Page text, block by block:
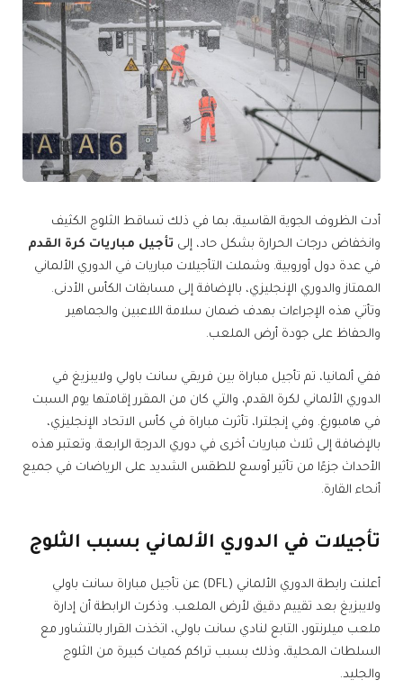
أدت الظروف الجوية القاسية، بما في ذلك تساقط الثلوج الكثيف
وانخفاض درجات الحرارة بشكل حاد، إلى تأجيل مباريات كرة القدم
في عدة دول أوروبية. وشملت التأجيلات مباريات في الدوري الألماني
الممتاز والدوري الإنجليزي، بالإضافة إلى مسابقات الكأس الأدنى.
وتأتي هذه الإجراءات بهدف ضمان سلامة اللاعبين والجماهير
والحفاظ على جودة أرض الملعب.
ففي ألمانيا، تم تأجيل مباراة بين فريقي سانت باولي ولايبزيغ في
الدوري الألماني لكرة القدم، والتي كان من المقرر إقامتها يوم السبت
في هامبورغ. وفي إنجلترا، تأثرت مباراة في كأس الاتحاد الإنجليزي،
بالإضافة إلى ثلاث مباريات أخرى في دوري الدرجة الرابعة. وتعتبر هذه
الأحداث جزءًا من تأثير أوسع للطقس الشديد على الرياضات في جميع
أنحاء القارة.
تأجيلات في الدوري الألماني بسبب الثلوج
أعلنت رابطة الدوري الألماني (DFL) عن تأجيل مباراة سانت باولي
ولايبزيغ بعد تقييم دقيق لأرض الملعب. وذكرت الرابطة أن إدارة
ملعب ميلرنتور، التابع لنادي سانت باولي، اتخذت القرار بالتشاور مع
السلطات المحلية، وذلك بسبب تراكم كميات كبيرة من الثلوج
والجليد.